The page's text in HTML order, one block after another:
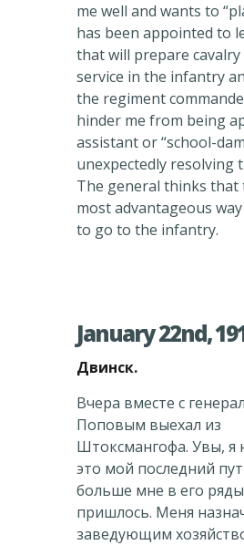
me well and wants to
has been appointed to
that will prepare
service in the infantry
the regiment
hinder me from being
assistant or “school-
unexpectedly resolving
The general thinks that
most advantageous
to go to the infantry.
January 22nd,
Двинск.
Вчера вместе с
Поповым выехал из
Штоксмангофа. Увы, я
это мой последний
больше мне в его
пришлось. Меня
заведующим